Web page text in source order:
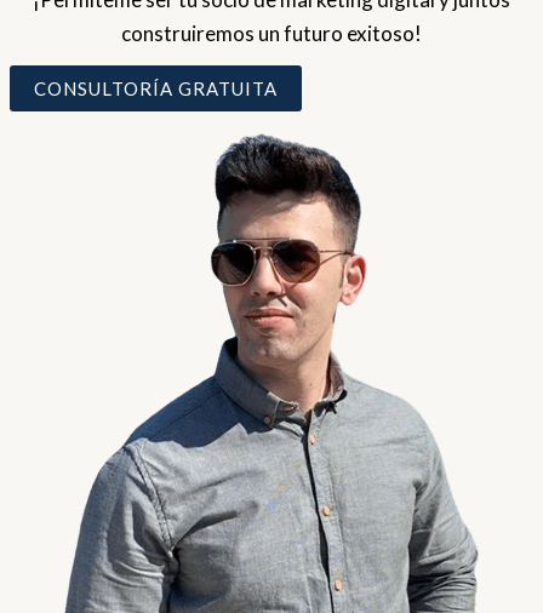
construiremos un futuro exitoso!
CONSULTORÍA GRATUITA